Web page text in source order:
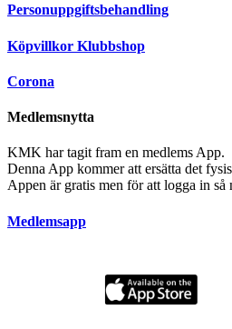
Personuppgiftsbehandling
Köpvillkor Klubbshop
Corona
Medlemsnytta
KMK har tagit fram en medlems App.
Denna App kommer att ersätta det
Appen är gratis men för att logga in så
Medlemsapp